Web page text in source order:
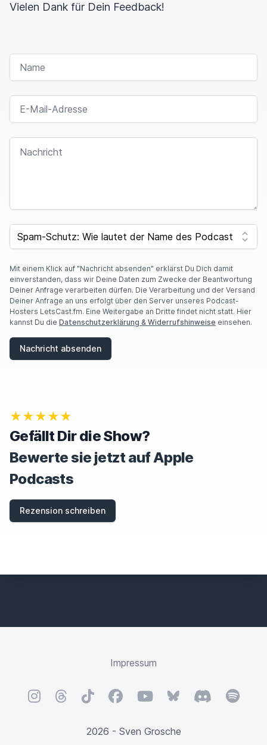
Vielen Dank für Dein Feedback!
NAME
E-MAIL-ADRESSE
NACHRICHT
SPAM CAPTCHA
Mit einem Klick auf "Nachricht absenden" erklärst Du Dich damit
einverstanden, dass wir Deine Daten zum Zwecke der Beantwortung
Deiner Anfrage verarbeiten dürfen. Die Verarbeitung und der Versand
Deiner Anfrage an uns erfolgt über den Server unseres Podcast-
Hosters LetsCast.fm. Eine Weitergabe an Dritte findet nicht statt. Hier
kannst Du die Datenschutzerklärung & Widerrufshinweise einsehen.
Nachricht absenden
★★★★★
Gefällt Dir die Show?
Bewerte sie jetzt auf Apple
Podcasts
Rezension schreiben
Impressum
InstagramThreadsTikTokFacebookYouTubeBlueskyDiscordSpotify
2026 - Sven Grosche